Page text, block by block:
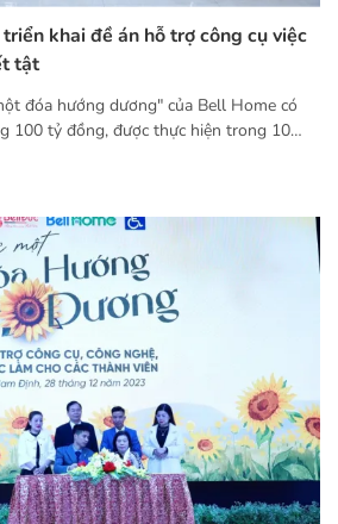
khai đề án hỗ trợ công cụ việc
tật
đóa hướng dương" của Bell Home có
100 tỷ đồng, được thực hiện trong 10
người khuyết tật hưởng lợi trực tiếp,
lợi gián tiếp.